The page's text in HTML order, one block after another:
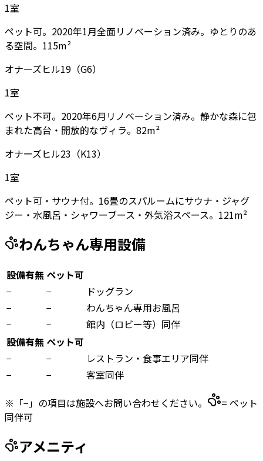
1室
ペット可。2020年1月全面リノベーション済み。ゆとりのあ
る空間。115m²
オナーズヒル19（G6）
1室
ペット不可。2020年6月リノベーション済み。静かな森に包
まれた高台・開放的なヴィラ。82m²
オナーズヒル23（K13）
1室
ペット可・サウナ付。16畳のスパルームにサウナ・ジャグ
ジー・水風呂・シャワーブース・外気浴スペース。121m²
わんちゃん専用設備
設備有無 ペット可
−
−
ドッグラン
−
−
わんちゃん専用お風呂
−
−
館内（ロビー等）同伴
設備有無 ペット可
−
−
レストラン・食事エリア同伴
−
−
客室同伴
※「−」の項目は施設へお問い合わせください。
= ペット
同伴可
アメニティ